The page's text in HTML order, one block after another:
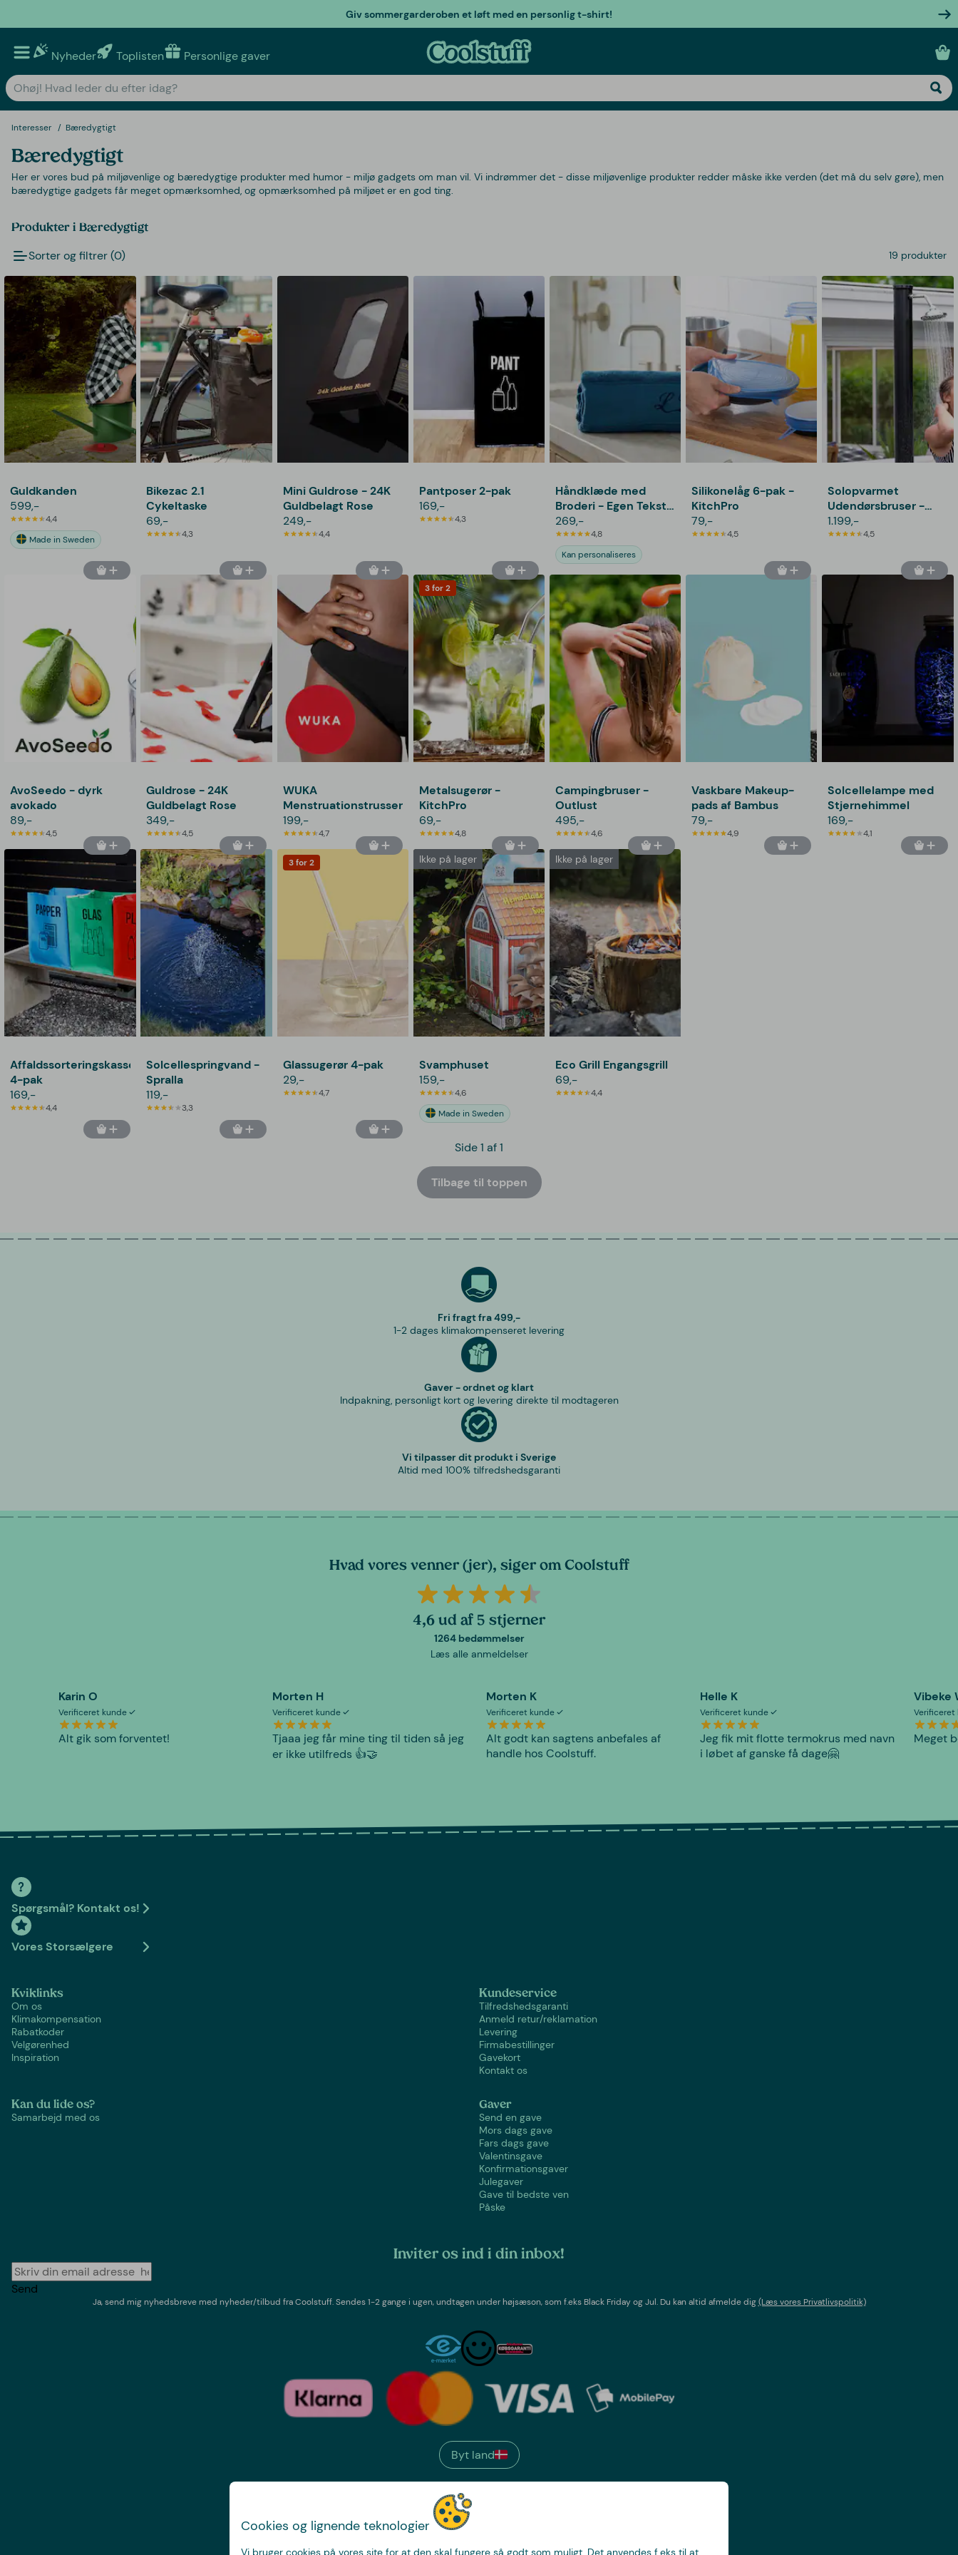
Cookies og lignende teknologier
Vi bruger cookies på vores site for at den skal fungere så godt som muligt. Det anvendes f.eks til at
Giv sommergarderoben et løft med en personlig t-shirt!
Nyheder Toplisten Personlige gaver
Interesser Bæredygtigt
Bæredygtigt
Her er vores bud på miljøvenlige og bæredygtige produkter med humor - miljø gadgets om man vil. Vi indrømmer det - disse miljøvenlige produkter redder måske ikke verden (det må du selv gøre), men
bæredygtige gadgets får meget opmærksomhed, og opmærksomhed på miljøet er en god ting.
Produkter i Bæredygtigt
Sorter og filtrer (0) 19 produkter
Guldkanden
599,-
4,4
Made in Sweden
Bikezac 2.1
Cykeltaske
69,-
4,3
Mini Guldrose - 24K
Guldbelagt Rose
249,-
4,4
Pantposer 2-pak
169,-
4,3
Håndklæde med
Broderi - Egen Tekst
(140x70 cm)
269,-
4,8
Kan personaliseres
Silikonelåg 6-pak -
KitchPro
79,-
4,5
Solopvarmet
Udendørsbruser -
Outlust
1.199,-
4,5
AvoSeedo - dyrk
avokado
89,-
4,5
Guldrose - 24K
Guldbelagt Rose
349,-
4,5
WUKA
Menstruationstrusser
199,-
4,7
3 for 2
Metalsugerør -
KitchPro
69,-
4,8
Campingbruser -
Outlust
495,-
4,6
Vaskbare Makeup-
pads af Bambus
79,-
4,9
Solcellelampe med
Stjernehimmel
169,-
4,1
Affaldssorteringskasser
4-pak
169,-
4,4
Solcellespringvand -
Spralla
119,-
3,3
3 for 2
Glassugerør 4-pak
29,-
4,7
Ikke på lager
Svamphuset
159,-
4,6
Made in Sweden
Ikke på lager
Eco Grill Engangsgrill
69,-
4,4
Side 1 af 1
Tilbage til toppen
Fri fragt fra 499,-
1-2 dages klimakompenseret levering
Gaver - ordnet og klart
Indpakning, personligt kort og levering direkte til modtageren
Vi tilpasser dit produkt i Sverige
Altid med 100% tilfredshedsgaranti
Hvad vores venner (jer), siger om Coolstuff
4,6 ud af 5 stjerner
1264 bedømmelser
Læs alle anmeldelser
Karin O
Verificeret kunde
Alt gik som forventet!
Morten H
Verificeret kunde
Tjaaa jeg får mine ting til tiden så jeg
er ikke utilfreds 👍🤝
Morten K
Verificeret kunde
Alt godt kan sagtens anbefales af
handle hos Coolstuff.
Helle K
Verificeret kunde
Jeg fik mit flotte termokrus med navn
i løbet af ganske få dage🤗
Vibeke
Meget
Spørgsmål? Kontakt os!
Vores Storsælgere
Kviklinks
Om os
Klimakompensation
Rabatkoder
Velgørenhed
Inspiration
Kundeservice
Tilfredshedsgaranti
Anmeld retur/reklamation
Levering
Firmabestillinger
Gavekort
Kontakt os
Kan du lide os?
Samarbejd med os
Gaver
Send en gave
Mors dags gave
Fars dags gave
Valentinsgave
Konfirmationsgaver
Julegaver
Gave til bedste ven
Påske
Inviter os ind i din inbox!
Send
Ja, send mig nyhedsbreve med nyheder/tilbud fraCoolstuff. Sendes 1-2 gange i ugen,undtagen under højsæson, som f.eks Black Friday og Jul. Du kan altid afmelde dig(Læs vores Privatlivspolitik)
Byt land